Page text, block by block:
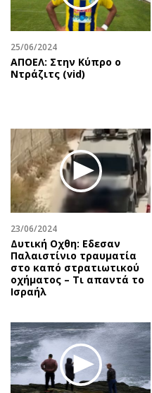
25/06/2024
ΑΠΟΕΛ: Στην Κύπρο ο
Ντράζιτς (vid)
23/06/2024
Δυτική Οχθη: Εδεσαν
Παλαιστίνιο τραυματία
στο καπό στρατιωτικού
οχήματος – Τι απαντά το
Ισραήλ